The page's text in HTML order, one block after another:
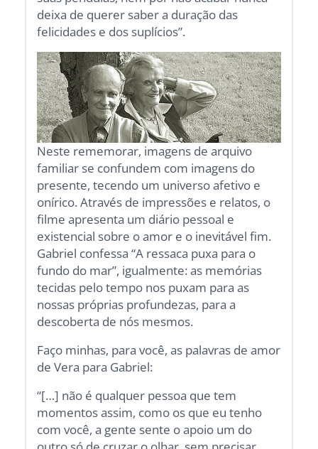
deixa de querer saber a duração das
felicidades e dos suplícios”.
Neste rememorar, imagens de arquivo
familiar se confundem com imagens do
presente, tecendo um universo afetivo e
onírico. Através de impressões e relatos, o
filme apresenta um diário pessoal e
existencial sobre o amor e o inevitável fim.
Gabriel confessa “A ressaca puxa para o
fundo do mar”, igualmente: as memórias
tecidas pelo tempo nos puxam para as
nossas próprias profundezas, para a
descoberta de nós mesmos.
Faço minhas, para você, as palavras de amor
de Vera para Gabriel:
“[…] não é qualquer pessoa que tem
momentos assim, como os que eu tenho
com você, a gente sente o apoio um do